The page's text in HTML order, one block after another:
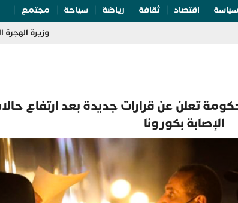
سياسة اقتصاد ثقافة رياضة سياحة مجتمع
وزيرة الهجرة الإسبانية:
تعلن عن قرارات جديدة بعد ارتفاع
الإصابة بكورونا